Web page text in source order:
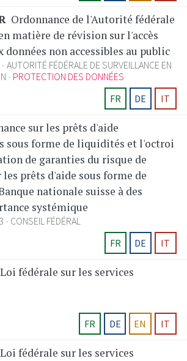
Ordonnance de l'Autorité fédérale
matière de révision sur l'accès
données non accessibles au public
AUTORITÉ FÉDÉRALE DE SURVEILLANCE EN
PROTECTION DES DONNÉES
FR
DE IT
sur les prêts d'aide
sous forme de liquidités et l'octroi
de garanties du risque de
prêts d'aide sous forme de
nationale suisse à des
systémique
CONSEIL FÉDÉRAL
FR
DE IT
Loi fédérale sur les services
FR
DE EN IT
Loi fédérale sur les services